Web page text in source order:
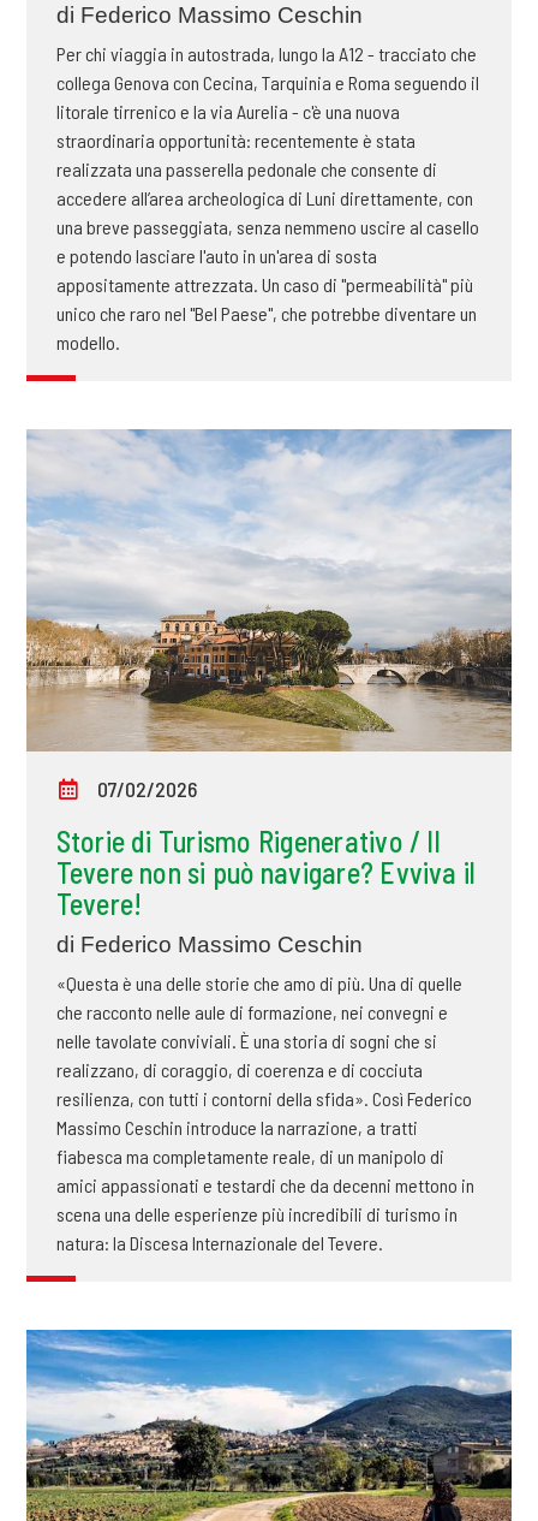
di Federico Massimo Ceschin
Per chi viaggia in autostrada, lungo la A12 - tracciato che
collega Genova con Cecina, Tarquinia e Roma seguendo il
litorale tirrenico e la via Aurelia - c'è una nuova
straordinaria opportunità: recentemente è stata
realizzata una passerella pedonale che consente di
accedere all’area archeologica di Luni direttamente, con
una breve passeggiata, senza nemmeno uscire al casello
e potendo lasciare l'auto in un'area di sosta
appositamente attrezzata. Un caso di "permeabilità" più
unico che raro nel "Bel Paese", che potrebbe diventare un
modello.
07/02/2026
Storie di Turismo Rigenerativo / Il
Tevere non si può navigare? Evviva il
Tevere!
di Federico Massimo Ceschin
«Questa è una delle storie che amo di più. Una di quelle
che racconto nelle aule di formazione, nei convegni e
nelle tavolate conviviali. È una storia di sogni che si
realizzano, di coraggio, di coerenza e di cocciuta
resilienza, con tutti i contorni della sfida». Così Federico
Massimo Ceschin introduce la narrazione, a tratti
fiabesca ma completamente reale, di un manipolo di
amici appassionati e testardi che da decenni mettono in
scena una delle esperienze più incredibili di turismo in
natura: la Discesa Internazionale del Tevere.